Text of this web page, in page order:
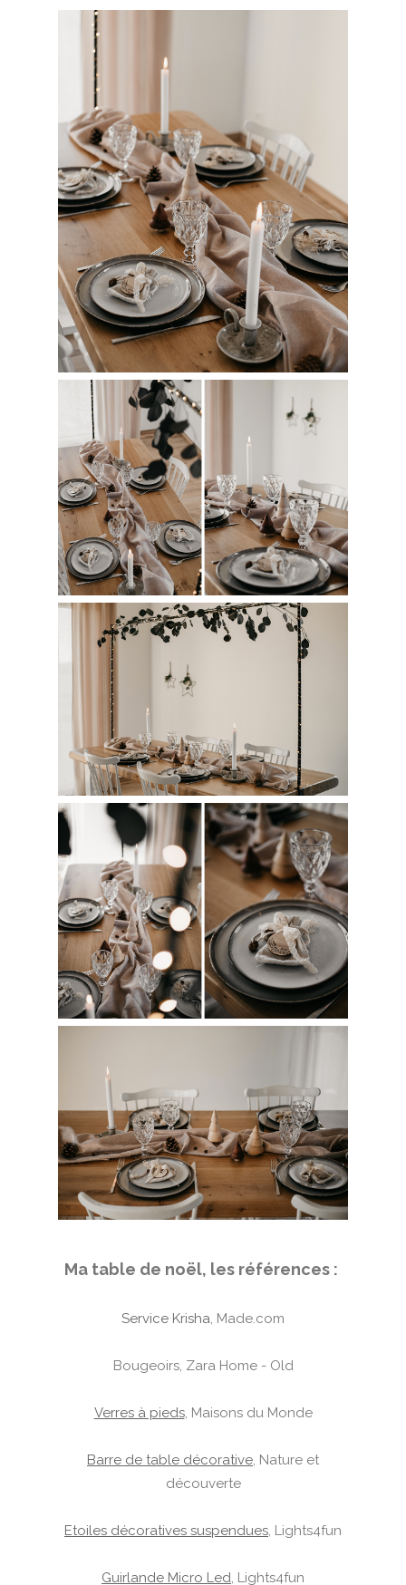
Ma table de noël, les références :
Service Krisha , Made.com
Bougeoirs, Zara Home - Old
Verres à pieds, Maisons du Monde
Barre de table décorative , Nature et
découverte
Etoiles décoratives suspendues , Lights4fun
Guirlande Micro Led , Lights4fun